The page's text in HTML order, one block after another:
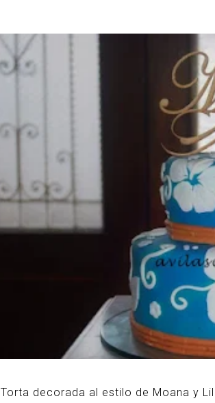
Torta decorada al estilo de Moana y